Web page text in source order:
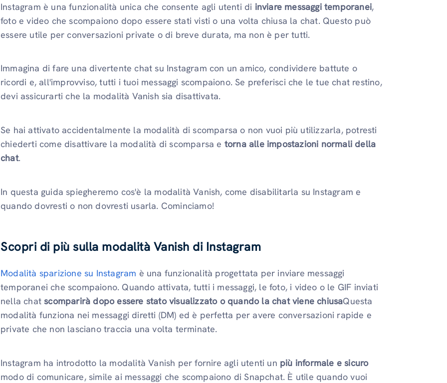
Instagram è una funzionalità unica che consente agli utenti di inviare messaggi temporanei,
foto e video che scompaiono dopo essere stati visti o una volta chiusa la chat. Questo può
essere utile per conversazioni private o di breve durata, ma non è per tutti.
Immagina di fare una divertente chat su Instagram con un amico, condividere battute o
ricordi e, all'improvviso, tutti i tuoi messaggi scompaiono. Se preferisci che le tue chat restino,
devi assicurarti che la modalità Vanish sia disattivata.
Se hai attivato accidentalmente la modalità di scomparsa o non vuoi più utilizzarla, potresti
chiederti come disattivare la modalità di scomparsa e torna alle impostazioni normali della
chat.
In questa guida spiegheremo cos'è la modalità Vanish, come disabilitarla su Instagram e
quando dovresti o non dovresti usarla. Cominciamo!
Scopri di più sulla modalità Vanish di Instagram
Modalità sparizione su Instagram è una funzionalità progettata per inviare messaggi
temporanei che scompaiono. Quando attivata, tutti i messaggi, le foto, i video o le GIF inviati
nella chatscomparirà dopo essere stato visualizzato o quando la chat viene chiusaQuesta
modalità funziona nei messaggi diretti (DM) ed è perfetta per avere conversazioni rapide e
private che non lasciano traccia una volta terminate.
Instagram ha introdotto la modalità Vanish per fornire agli utenti un più informale e sicuro
modo di comunicare, simile ai messaggi che scompaiono di Snapchat. È utile quando vuoi